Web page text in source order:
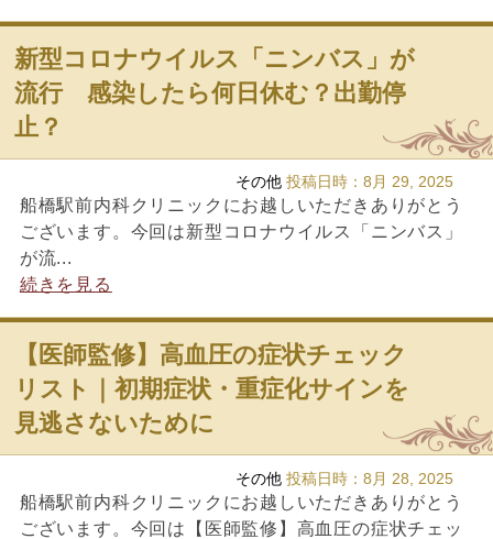
新型コロナウイルス「ニンバス」が
流行 感染したら何日休む？出勤停
止？
その他 投稿日時：8月 29, 2025
船橋駅前内科クリニックにお越しいただきありがとう
ございます。今回は新型コロナウイルス「ニンバス」
が流...
続きを見る
【医師監修】高血圧の症状チェック
リスト｜初期症状・重症化サインを
見逃さないために
その他 投稿日時：8月 28, 2025
船橋駅前内科クリニックにお越しいただきありがとう
ございます。今回は【医師監修】高血圧の症状チェッ